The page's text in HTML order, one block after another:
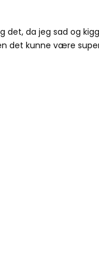
da jeg sad og
det kunne være